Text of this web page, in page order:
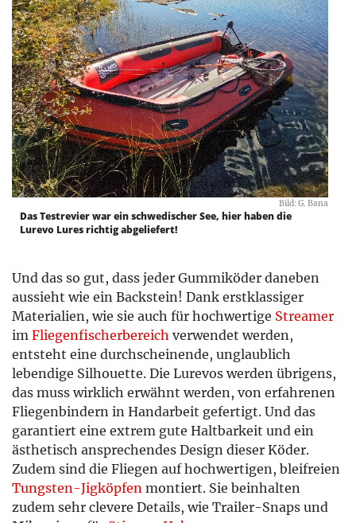
Bild: G. Bana
Das Testrevier war ein schwedischer See, hier haben die
Lurevo Lures richtig abgeliefert!
Und das so gut, dass jeder Gummiköder daneben
aussieht wie ein Backstein! Dank erstklassiger
Materialien, wie sie auch für hochwertige Streamer
im Fliegenfischerbereich verwendet werden,
entsteht eine durchscheinende, unglaublich
lebendige Silhouette. Die Lurevos werden übrigens,
das muss wirklich erwähnt werden, von erfahrenen
Fliegenbindern in Handarbeit gefertigt. Und das
garantiert eine extrem gute Haltbarkeit und ein
ästhetisch ansprechendes Design dieser Köder.
Zudem sind die Fliegen auf hochwertigen, bleifreien
Tungsten-Jigköpfen montiert. Sie beinhalten
zudem sehr clevere Details, wie Trailer-Snaps und